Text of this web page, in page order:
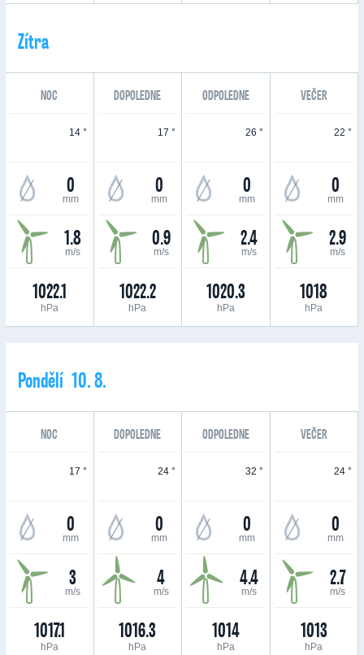
Zítra
NOC DOPOLEDNE ODPOLEDNE VEČER
14 °
0
mm
1.8
m/s
1022.1
hPa
17 °
0
mm
0.9
m/s
1022.2
hPa
26 °
0
mm
2.4
m/s
1020.3
hPa
22 °
0
mm
2.9
m/s
1018
hPa
Pondělí 10. 8.
NOC DOPOLEDNE ODPOLEDNE VEČER
17 °
0
mm
3
m/s
1017.1
hPa
24 °
0
mm
4
m/s
1016.3
hPa
32 °
0
mm
4.4
m/s
1014
hPa
24 °
0
mm
2.7
m/s
1013
hPa